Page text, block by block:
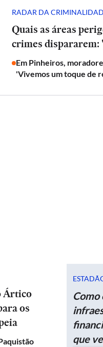
RADAR DA
Quais as áreas
crimes dispararem:
Em Pinheiros,
'Vivemos um toque de
Ártico
os
Como
que